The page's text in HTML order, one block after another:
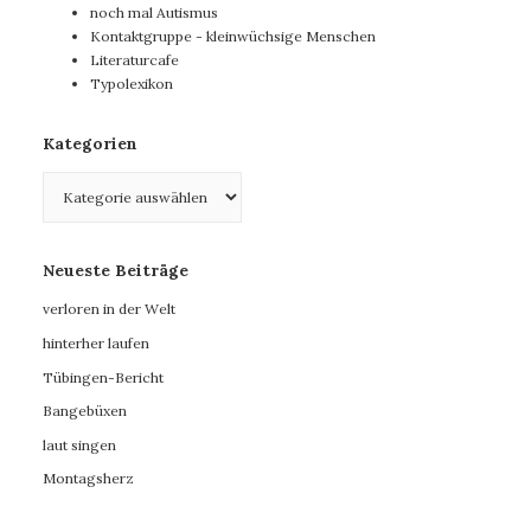
noch mal Autismus
Kontaktgruppe - kleinwüchsige Menschen
Literaturcafe
Typolexikon
Kategorien
Neueste Beiträge
verloren in der Welt
hinterher laufen
Tübingen-Bericht
Bangebüxen
laut singen
Montagsherz